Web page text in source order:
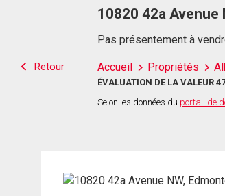
Retour
10820 42a Avenue
Pas présentement à
Accueil Propriétés
ÉVALUATION DE LA VALEUR
Selon les données du portail de